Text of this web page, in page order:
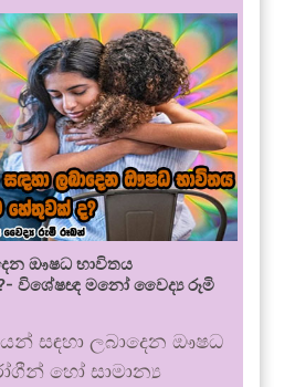
ඖෂධ භාවිතය
විශේෂඥ මනෝ වෛද්‍ය රූමි
සඳහා ලබාදෙන ඖෂධ
හෝ සාමාන්‍ය